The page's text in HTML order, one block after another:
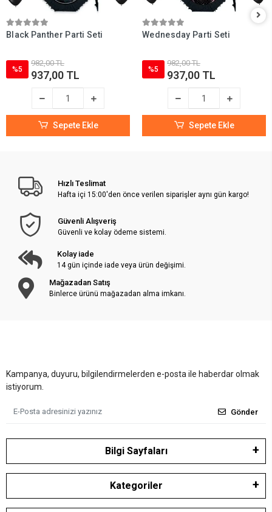
Black Panther Parti Seti
%5
982,00 TL
937,00 TL
Sepete Ekle
Wednesday Parti Seti
%5
982,00 TL
937,00 TL
Sepete Ekle
Hızlı Teslimat
Hafta içi 15:00'den önce verilen siparişler aynı gün kargo!
Güvenli Alışveriş
Güvenli ve kolay ödeme sistemi.
Kolay iade
14 gün içinde iade veya ürün değişimi.
Mağazadan Satış
Binlerce ürünü mağazadan alma imkanı.
Kampanya, duyuru, bilgilendirmelerden e-posta ile haberdar olmak
istiyorum.
Gönder
Bilgi Sayfaları
Kategoriler